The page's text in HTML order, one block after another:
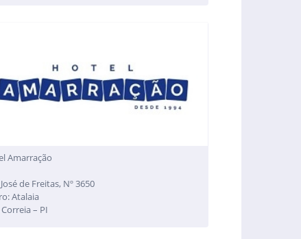
Amarração
de Freitas, Nº 3650
Atalaia
– PI